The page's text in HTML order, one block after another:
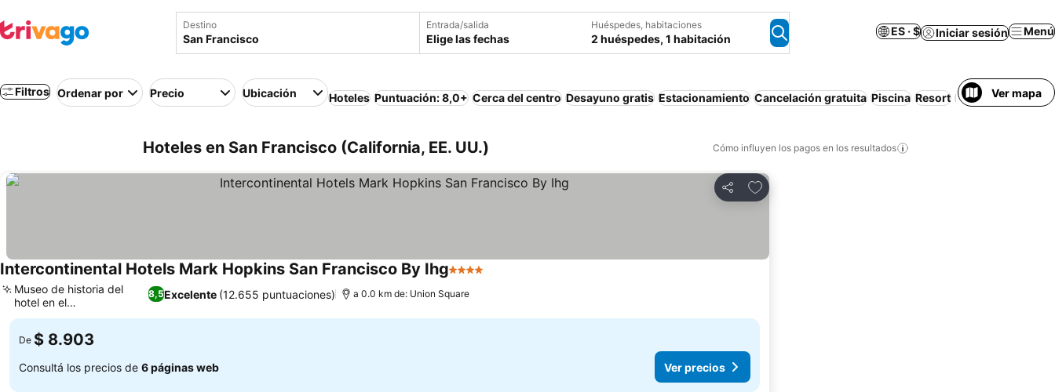
Destino Entrada/salida
Elige las fechas
Huéspedes, habitaciones
2 huéspedes, 1 habitación
ES · $ Iniciar sesión Menú
Filtros Ordenar por Precio Ubicación Hoteles Puntuación: 8,0+ Cerca del centro Desayuno gratis Estacionamiento Cancelación gratuita Piscina Resort Departamento
Ver mapa
Hoteles en San Francisco (California, EE. UU.) Cómo influyen los pagos en los resultados
Compartir
Añadir a favoritos
Intercontinental Hotels Mark Hopkins San Francisco By Ihg4 Estrellas
8,5Excelente (12.655 puntuaciones)
Museo de historia del
hotel en el
establecimiento
a 0.0 km de: Union Square
De $ 8.903
Consultá los precios de 6 páginas web Ver precios